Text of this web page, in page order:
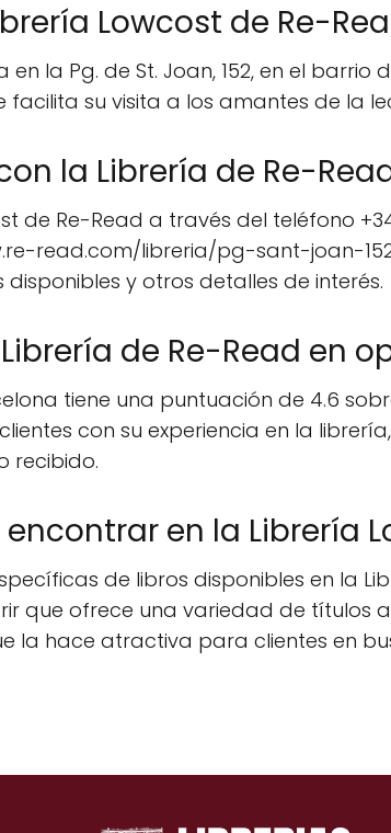
Lowcost de Re-
la Pg. de St. Joan, 152, en el barrio
su visita a los amantes de la
la Librería de Re-
Re-Read a través del teléfono
read.com/libreria/pg-sant-joan-
y otros detalles de interés.
de Re-Read en
tiene una puntuación de 4.6
con su experiencia en la
recibido.
en la Librería
de libros disponibles en la
que ofrece una variedad de títulos
la hace atractiva para clientes en